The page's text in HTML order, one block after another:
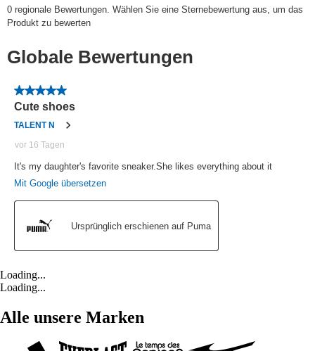
Loading...
Loading...
Alle unsere Marken